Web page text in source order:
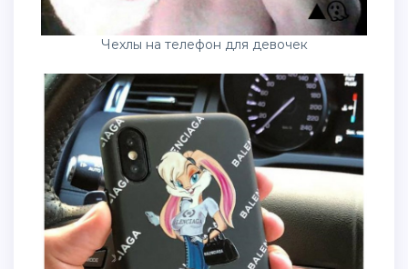
Чехлы на телефон для девочек